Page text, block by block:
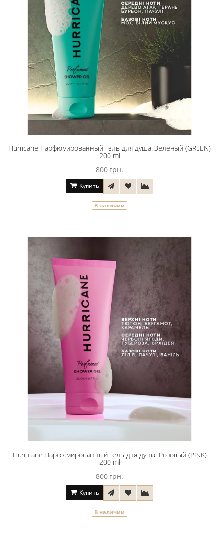
Hurricane Парфюмированный гель для душа. Зеленый (GREEN)
200 ml
800 грн.
Купить
В наличии
Hurricane Парфюмированный гель для душа. Розовый (PINK)
200 ml
800 грн.
Купить
В наличии